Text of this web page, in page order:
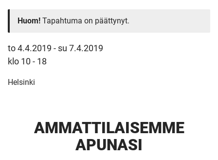
Huom! Tapahtuma on päättynyt.
to 4.4.2019 - su 7.4.2019
klo 10 - 18
Helsinki
AMMATTI­LAISEMME
APUNASI